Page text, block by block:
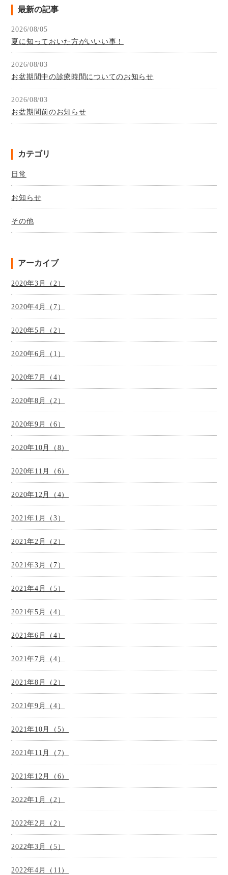
最新の記事
2026/08/05
夏に知っておいた方がいいい事！
2026/08/03
お盆期間中の診療時間についてのお知らせ
2026/08/03
お盆期間前のお知らせ
カテゴリ
日常
お知らせ
その他
アーカイブ
2020年3月（2）
2020年4月（7）
2020年5月（2）
2020年6月（1）
2020年7月（4）
2020年8月（2）
2020年9月（6）
2020年10月（8）
2020年11月（6）
2020年12月（4）
2021年1月（3）
2021年2月（2）
2021年3月（7）
2021年4月（5）
2021年5月（4）
2021年6月（4）
2021年7月（4）
2021年8月（2）
2021年9月（4）
2021年10月（5）
2021年11月（7）
2021年12月（6）
2022年1月（2）
2022年2月（2）
2022年3月（5）
2022年4月（11）